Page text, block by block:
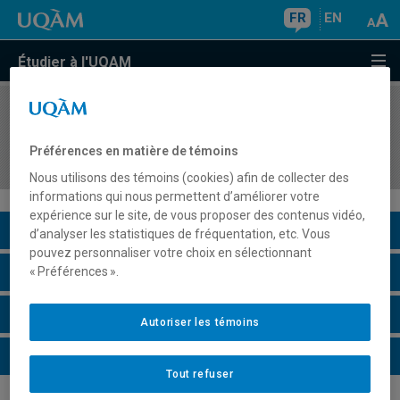
FR EN
Étudier à l'UQAM
COURS//
les centres de la petite enfance
Description du cours
Horaire - Été 2026
Horaire - Automne 2026
Horaire - Hiver 2027
Préférences en matière de témoins
Nous utilisons des témoins (cookies) afin de collecter des
informations qui nous permettent d’améliorer votre
expérience sur le site, de vous proposer des contenus vidéo,
d’analyser les statistiques de fréquentation, etc. Vous
pouvez personnaliser votre choix en sélectionnant
« Préférences ».
Tout refuser
Autoriser les témoins